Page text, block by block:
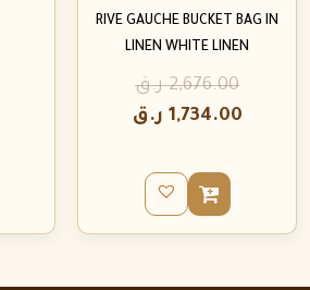
RIVE GAUCHE BUCKET BAG IN
LINEN WHITE LINEN
2,676.00 ر.ق
1,734.00 ر.ق